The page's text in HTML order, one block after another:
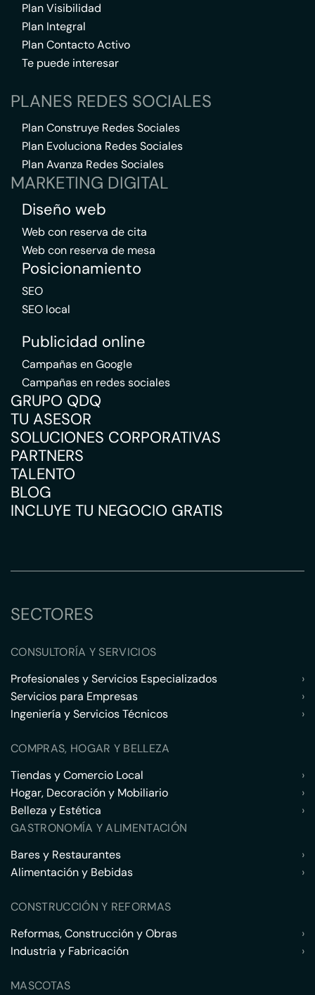
Plan Visibilidad
Plan Integral
Plan Contacto Activo
Te puede interesar
PLANES REDES SOCIALES
Plan Construye Redes Sociales
Plan Evoluciona Redes Sociales
Plan Avanza Redes Sociales
MARKETING DIGITAL
Diseño web
Web con reserva de cita
Web con reserva de mesa
Posicionamiento
SEO
SEO local
Publicidad online
Campañas en Google
Campañas en redes sociales
GRUPO QDQ
TU ASESOR
SOLUCIONES CORPORATIVAS
PARTNERS
TALENTO
BLOG
INCLUYE TU NEGOCIO GRATIS
SECTORES
CONSULTORÍA Y SERVICIOS
Profesionales y Servicios Especializados
›
Servicios para Empresas
›
Ingeniería y Servicios Técnicos
›
COMPRAS, HOGAR Y BELLEZA
Tiendas y Comercio Local
›
Hogar, Decoración y Mobiliario
›
Belleza y Estética
›
GASTRONOMÍA Y ALIMENTACIÓN
Bares y Restaurantes
›
Alimentación y Bebidas
›
CONSTRUCCIÓN Y REFORMAS
Reformas, Construcción y Obras
›
Industria y Fabricación
›
MASCOTAS